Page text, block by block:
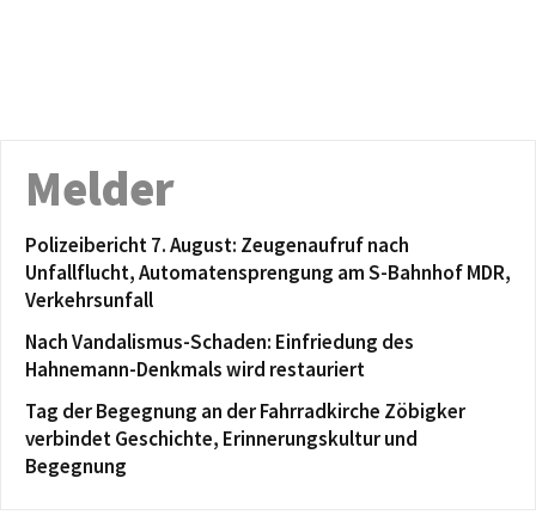
Melder
Polizeibericht 7. August: Zeugenaufruf nach
Unfallflucht, Automatensprengung am S-Bahnhof MDR,
Verkehrsunfall
Nach Vandalismus-Schaden: Einfriedung des
Hahnemann-Denkmals wird restauriert
Tag der Begegnung an der Fahrradkirche Zöbigker
verbindet Geschichte, Erinnerungskultur und
Begegnung